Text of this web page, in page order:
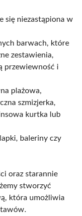
się niezastąpiona w
barwach, które
zestawienia,
przewiewność i
plażowa,
szmizjerka,
kurtka lub
baleriny czy
oraz starannie
stworzyć
która umożliwia